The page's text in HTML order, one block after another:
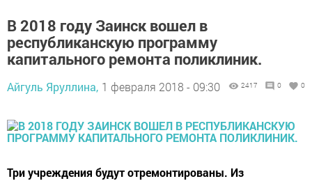
В 2018 году Заинск вошел в
республиканскую программу
капитального ремонта поликлиник.
Айгуль Яруллина, 1 февраля 2018 - 09:30 2417 0 0
Три учреждения будут отремонтированы. Из